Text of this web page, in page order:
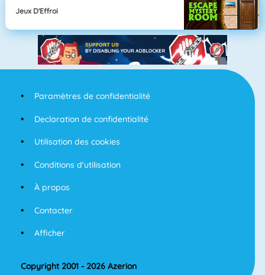
Jeux D'Effroi
Paramètres de confidentialité
Declaration de confidentialité
Utilisation des cookies
Conditions d'utilisation
À propos
Contacter
Afficher
Copyright 2001 - 2026 Azerion